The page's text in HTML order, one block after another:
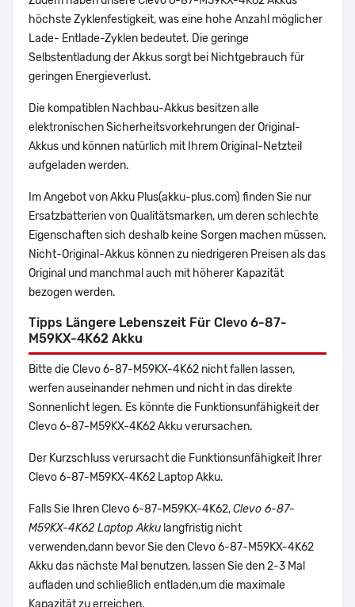
höchste Zyklenfestigkeit, was eine hohe Anzahl möglicher
Lade- Entlade-Zyklen bedeutet. Die geringe
Selbstentladung der Akkus sorgt bei Nichtgebrauch für
geringen Energieverlust.
Die kompatiblen Nachbau-Akkus besitzen alle
elektronischen Sicherheitsvorkehrungen der Original-
Akkus und können natürlich mit Ihrem Original-Netzteil
aufgeladen werden.
Im Angebot von Akku Plus(akku-plus.com) finden Sie nur
Ersatzbatterien von Qualitätsmarken, um deren schlechte
Eigenschaften sich deshalb keine Sorgen machen müssen.
Nicht-Original-Akkus können zu niedrigeren Preisen als das
Original und manchmal auch mit höherer Kapazität
bezogen werden.
Tipps Längere Lebenszeit Für Clevo 6-87-
M59KX-4K62 Akku
Bitte die Clevo 6-87-M59KX-4K62 nicht fallen lassen,
werfen auseinander nehmen und nicht in das direkte
Sonnenlicht legen. Es könnte die Funktionsunfähigkeit der
Clevo 6-87-M59KX-4K62 Akku verursachen.
Der Kurzschluss verursacht die Funktionsunfähigkeit Ihrer
Clevo 6-87-M59KX-4K62 Laptop Akku.
Falls Sie Ihren Clevo 6-87-M59KX-4K62,Clevo 6-87-
M59KX-4K62 Laptop Akku langfristig nicht
verwenden,dann bevor Sie den Clevo 6-87-M59KX-4K62
Akku das nächste Mal benutzen, lassen Sie den 2-3 Mal
aufladen und schließlich entladen,um die maximale
Kapazität zu erreichen.